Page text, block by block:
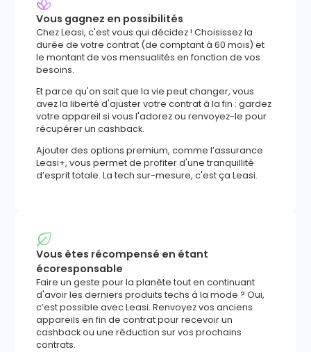
Vous gagnez en possibilités
Chez Leasi, c'est vous qui décidez ! Choisissez la
durée de votre contrat (de comptant à 60 mois) et
le montant de vos mensualités en fonction de vos
besoins.
Et parce qu'on sait que la vie peut changer, vous
avez la liberté d'ajuster votre contrat à la fin : gardez
votre appareil si vous l'adorez ou renvoyez-le pour
récupérer un cashback.
Ajouter des options premium, comme l’assurance
Leasi+, vous permet de profiter d'une tranquillité
d’esprit totale. La tech sur-mesure, c'est ça Leasi.
Vous êtes récompensé en étant
écoresponsable
Faire un geste pour la planète tout en continuant
d'avoir les derniers produits techs à la mode ? Oui,
c’est possible avec Leasi. Renvoyez vos anciens
appareils en fin de contrat pour recevoir un
cashback ou une réduction sur vos prochains
contrats.